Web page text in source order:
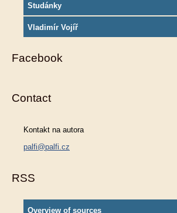
Studánky
Vladimír Vojíř
Facebook
Contact
Kontakt na autora
palfi@palfi.cz
RSS
Overview of sources